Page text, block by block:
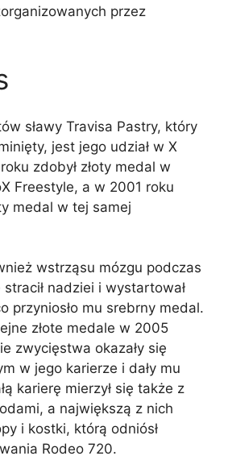
przez
sławy Travisa Pastry, który
jest jego udział w X
zdobył złoty medal w
Freestyle, a w 2001 roku
medal w tej samej
wstrząsu mózgu podczas
nadziei i wystartował
przyniosło mu srebrny medal.
złote medale w 2005
zwycięstwa okazały się
w jego karierze i dały mu
karierę mierzył się także z
a największą z nich
i kostki, którą odniósł
Rodeo 720.